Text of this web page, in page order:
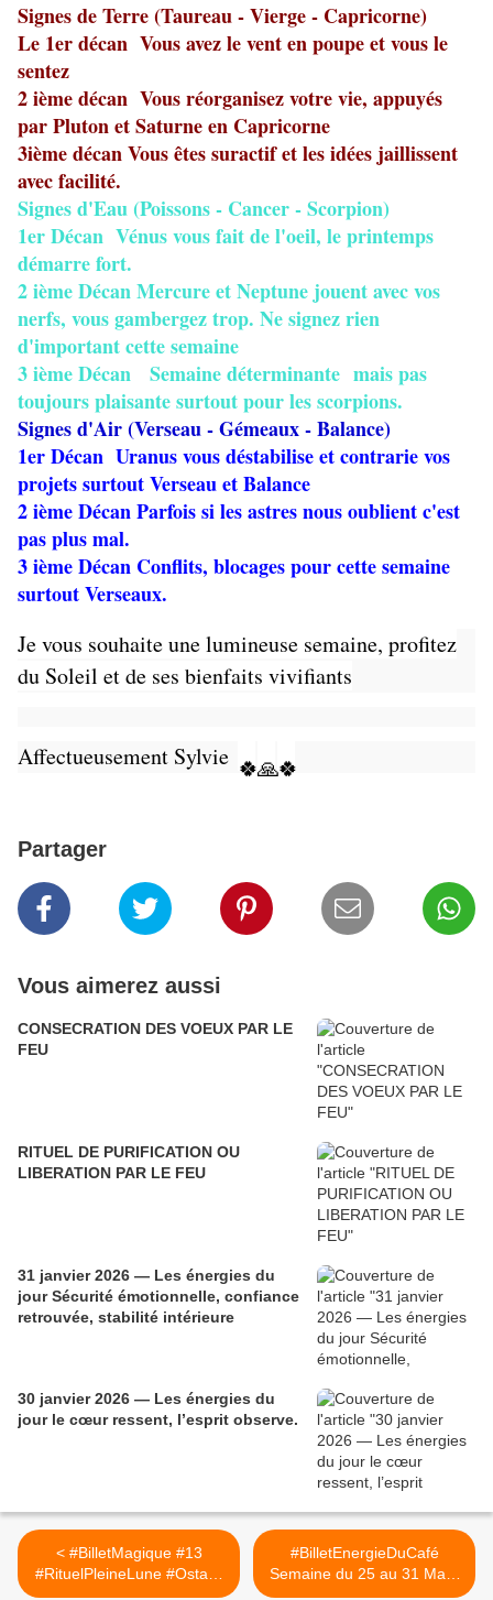
Signes de Terre (Taureau - Vierge - Capricorne)
Le 1er décan Vous avez le vent en poupe et vous le
sentez
2 ième décan Vous réorganisez votre vie, appuyés
par Pluton et Saturne en Capricorne
3ième décan Vous êtes suractif et les idées jaillissent
avec facilité.
Signes d'Eau (Poissons - Cancer - Scorpion)
1er Décan Vénus vous fait de l'oeil, le printemps
démarre fort.
2 ième Décan Mercure et Neptune jouent avec vos
nerfs, vous gambergez trop. Ne signez rien
d'important cette semaine
3 ième Décan Semaine déterminante mais pas
toujours plaisante surtout pour les scorpions.
Signes d'Air (Verseau - Gémeaux - Balance)
1er Décan Uranus vous déstabilise et contrarie vos
projets surtout Verseau et Balance
2 ième Décan Parfois si les astres nous oublient c'est
pas plus mal.
3 ième Décan Conflits, blocages pour cette semaine
surtout Verseaux.
Je vous souhaite une lumineuse semaine, profitez
du Soleil et de ses bienfaits vivifiants
Affectueusement Sylvie 🍀🙏🍀
Partager
Vous aimerez aussi
CONSECRATION DES VOEUX PAR LE
FEU
RITUEL DE PURIFICATION OU
LIBERATION PAR LE FEU
31 janvier 2026 — Les énergies du
jour Sécurité émotionnelle, confiance
retrouvée, stabilité intérieure
30 janvier 2026 — Les énergies du
jour le cœur ressent, l’esprit observe.
< #BilletMagique #13
#RituelPleineLune #Ostara
#Equinoxe #Printemps
#BilletEnergieDuCafé
Semaine du 25 au 31 Mars
Arcane 57 #LaClé >